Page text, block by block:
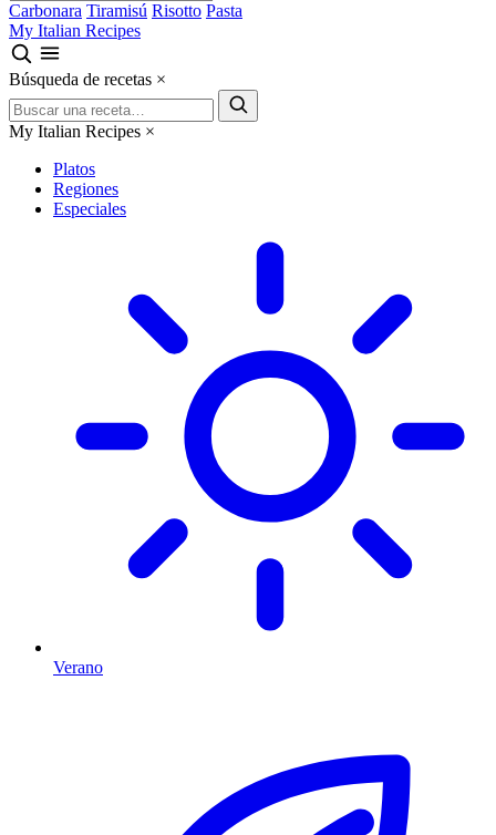
Carbonara Tiramisú Risotto Pasta
My Italian Recipes
Búsqueda de recetas ×
My Italian Recipes ×
Platos
Regiones
Especiales
Verano